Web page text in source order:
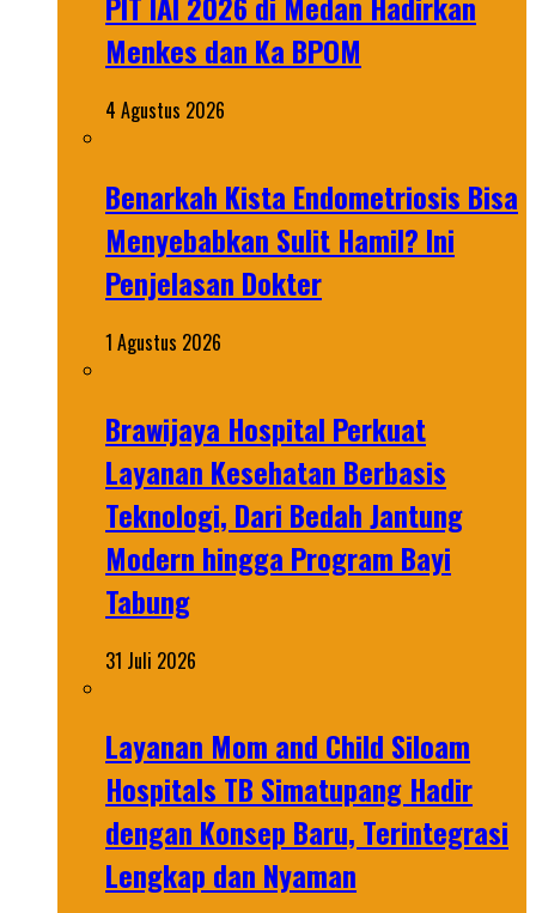
Menkes dan Ka BPOM
4 Agustus 2026
Benarkah Kista Endometriosis Bisa
Menyebabkan Sulit Hamil? Ini
Penjelasan Dokter
1 Agustus 2026
Brawijaya Hospital Perkuat
Layanan Kesehatan Berbasis
Teknologi, Dari Bedah Jantung
Modern hingga Program Bayi
Tabung
31 Juli 2026
Layanan Mom and Child Siloam
Hospitals TB Simatupang Hadir
dengan Konsep Baru, Terintegrasi
Lengkap dan Nyaman